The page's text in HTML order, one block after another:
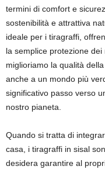
termini di comfort e
sostenibilità e attrattiva
ideale per i tiragraffi,
la semplice protezione
miglioriamo la qualità
anche a un mondo più
significativo passo verso
nostro pianeta.
Quando si tratta di
casa, i tiragraffi in sisal
desidera garantire al